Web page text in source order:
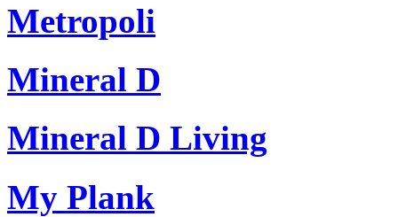
Metropoli
Mineral D
Mineral D Living
My Plank